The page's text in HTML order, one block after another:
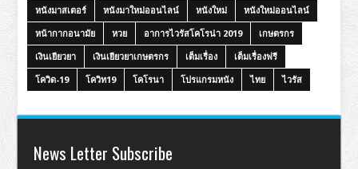
หนังมาสเตอร์
หนังมาใหม่ออนไลน์ หนังใหม่
หนังใหม่ออนไลน์
หน้ากากอนามัย
หวย อาการไวรัสโคโรน่า 2019
เกษตรกร
เงินเยียวยา
เงินเยียวยาเกษตรกร เต็มเรื่อง
เต็มเรื่องฟรี
โควิด-19
โควิท19 โคโรนา โปรแกรมหนัง ไทย ไวรัส
News Letter Subscribe